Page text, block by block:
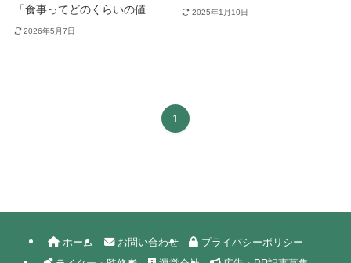
「食事ってどのくらいの値...
2026年5月7日
2025年1月10日
1
ホーム お問い合わせ
プライバシーポリシー